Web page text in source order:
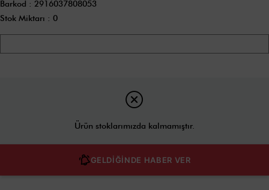
Barkod : 2916037808053
Stok Miktarı : 0
Ürün stoklarımızda kalmamıştır.
GELDİĞİNDE HABER VER